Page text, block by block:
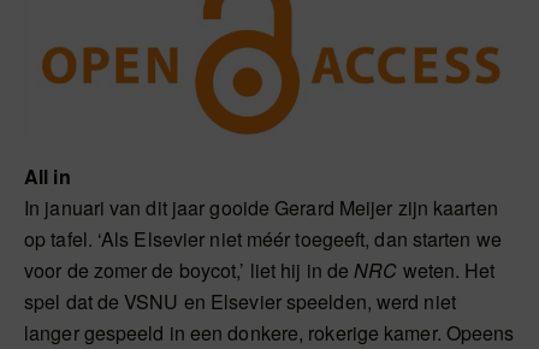
All in
In januari van dit jaar gooide Gerard Meijer zijn kaarten
op tafel. ‘Als Elsevier niet méér toegeeft, dan starten we
voor de zomer de boycot,’ liet hij in deNRC weten. Het
spel dat de VSNU en Elsevier speelden, werd niet
langer gespeeld in een donkere, rokerige kamer. Opeens